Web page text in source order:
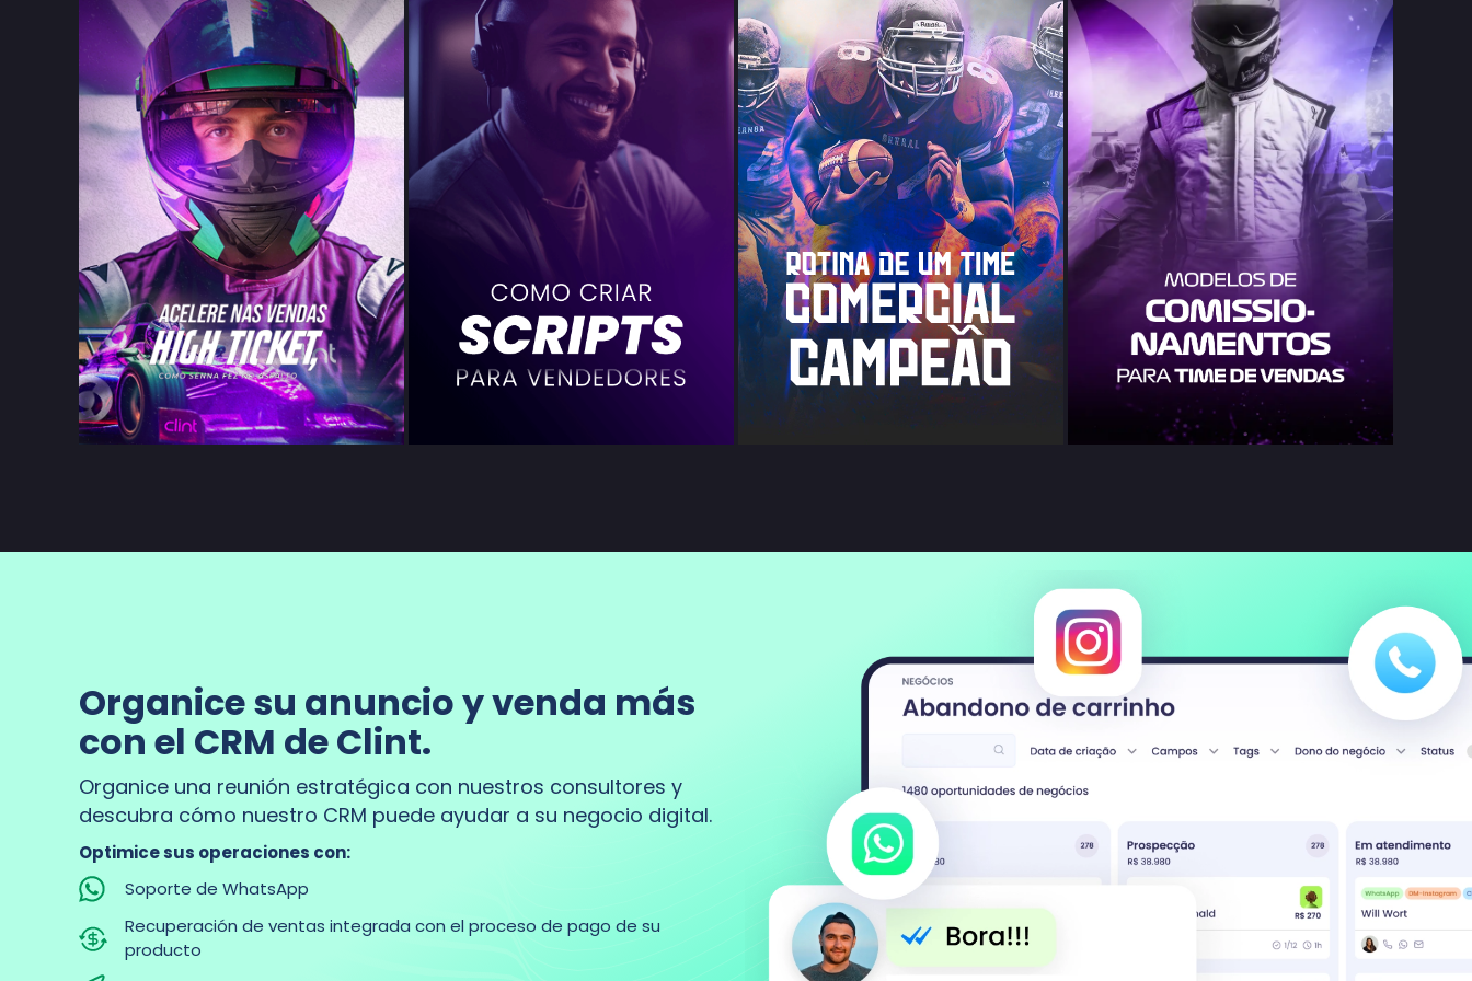
Organice su anuncio y venda más
con el CRM de Clint.
Organice una reunión estratégica con nuestros consultores y
descubra cómo nuestro CRM puede ayudar a su negocio digital.
Optimice sus operaciones con:
Soporte de WhatsApp
Recuperación de ventas integrada con el proceso de pago de su
producto